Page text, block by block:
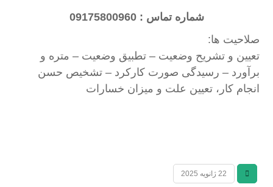
شماره تماس : 09175800960
صلاحیت ها:
تعیین و تشریح وضعیت – تطبیق وضعیت – متره و
برآورد – رسیدگی صورت کارکرد – تشخیص حسن
انجام کار، تعیین علت و میزان خسارات
22 ژانویه 2025